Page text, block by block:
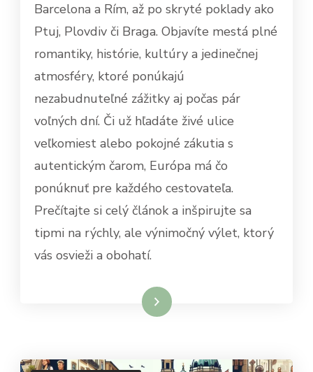
Barcelona a Rím, až po skryté poklady ako
Ptuj, Plovdiv či Braga. Objavíte mestá plné
romantiky, histórie, kultúry a jedinečnej
atmosféry, ktoré ponúkajú
nezabudnuteľné zážitky aj počas pár
voľných dní. Či už hľadáte živé ulice
veľkomiest alebo pokojné zákutia s
autentickým čarom, Európa má čo
ponúknuť pre každého cestovateľa.
Prečítajte si celý článok a inšpirujte sa
tipmi na rýchly, ale výnimočný výlet, ktorý
vás osvieži a obohatí.
Dowiedz się więcej